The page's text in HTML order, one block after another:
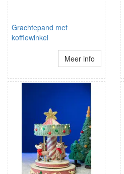
Grachtepand met
koffiewinkel
Meer info